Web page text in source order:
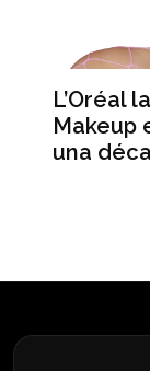
L’Oréal
Makeup
una